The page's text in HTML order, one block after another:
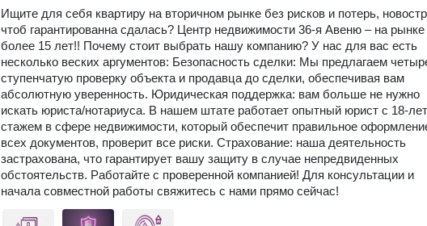
Ищите для себя квартиру на вторичном рынке без рисков и потерь,
чтоб гарантированна сдалась? Центр недвижимости 36-я Авеню – на рынке
более 15 лет!! Почему стоит выбрать нашу компанию? У нас для вас есть
несколько веских аргументов: Безопасность сделки: Мы предлагаем
ступенчатую проверку объекта и продавца до сделки, обеспечивая вам
абсолютную уверенность. Юридическая поддержка: вам больше не нужно
искать юриста/нотариуса. В нашем штате работает опытный юрист с 18-
стажем в сфере недвижимости, который обеспечит правильное
всех документов, проверит все риски. Страхование: наша деятельность
застрахована, что гарантирует вашу защиту в случае непредвиденных
обстоятельств. Работайте с проверенной компанией! Для консультации и
начала совместной работы свяжитесь с нами прямо сейчас!